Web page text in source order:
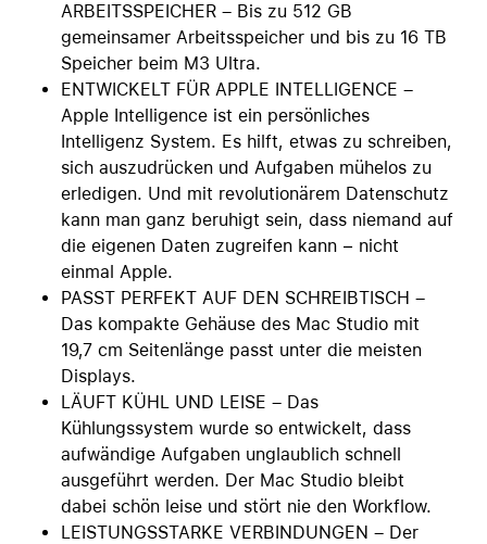
ARBEITSSPEICHER – Bis zu 512 GB
gemeinsamer Arbeitsspeicher und bis zu 16 TB
Speicher beim M3 Ultra.
ENTWICKELT FÜR APPLE INTELLIGENCE –
Apple Intelligence ist ein persönliches
Intelligenz System. Es hilft, etwas zu schreiben,
sich auszudrücken und Aufgaben mühelos zu
erledigen. Und mit revolutionärem Datenschutz
kann man ganz beruhigt sein, dass niemand auf
die eigenen Daten zugreifen kann − nicht
einmal Apple.
PASST PERFEKT AUF DEN SCHREIBTISCH –
Das kompakte Gehäuse des Mac Studio mit
19,7 cm Seitenlänge passt unter die meisten
Displays.
LÄUFT KÜHL UND LEISE – Das
Kühlungssystem wurde so entwickelt, dass
aufwändige Aufgaben unglaublich schnell
ausgeführt werden. Der Mac Studio bleibt
dabei schön leise und stört nie den Workflow.
LEISTUNGSSTARKE VERBINDUNGEN – Der